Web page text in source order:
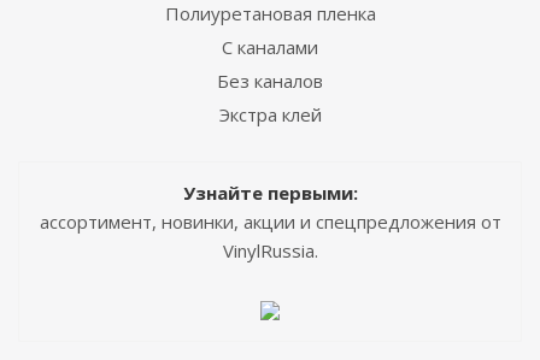
Полиуретановая пленка
С каналами
Без каналов
Экстра клей
Узнайте первыми:
ассортимент, новинки, акции и спецпредложения от
VinylRussia.